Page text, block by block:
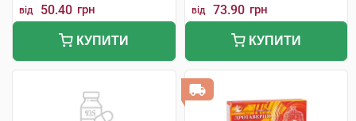
від 50.40 грн
КУПИТИ
від 73.90 грн
КУПИТИ